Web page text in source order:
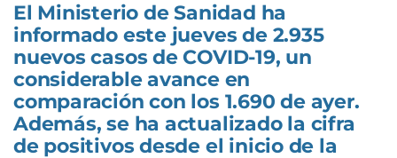
El Ministerio de Sanidad ha
informado este jueves de 2.935
nuevos casos de COVID-19, un
considerable avance en
comparación con los 1.690 de ayer.
Además, se ha actualizado la cifra
de positivos desde el inicio de la